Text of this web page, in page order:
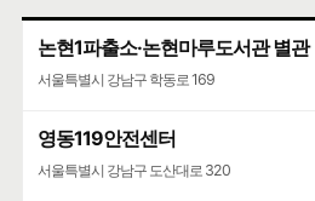
논현1파출소·논현마루도서관 별관
서울특별시 강남구 학동로 169
영동119안전센터
서울특별시 강남구 도산대로 320